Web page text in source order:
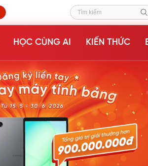
Tìm kiếm
HỌC CÙNG AI KIẾN THỨC